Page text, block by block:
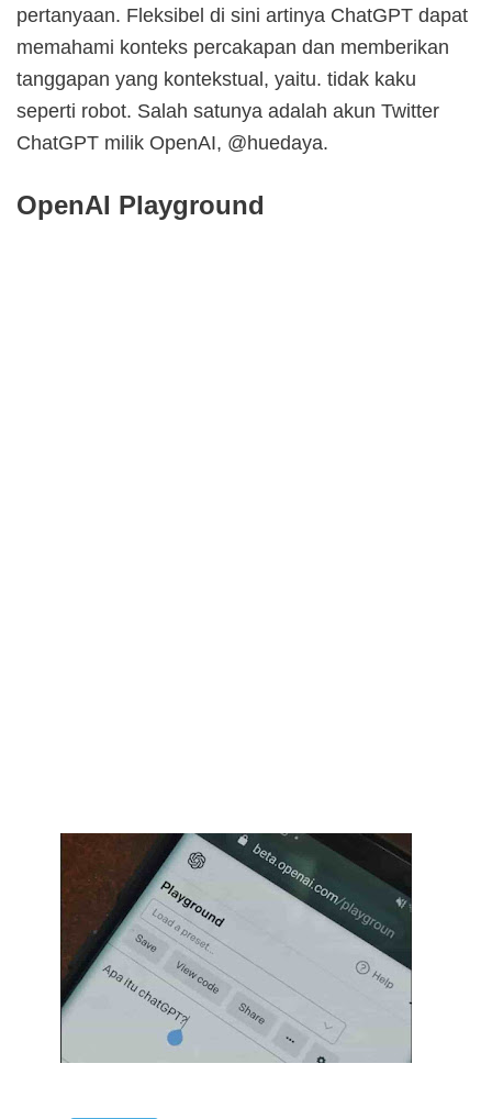
pertanyaan. Fleksibel di sini artinya ChatGPT dapat
memahami konteks percakapan dan memberikan
tanggapan yang kontekstual, yaitu. tidak kaku
seperti robot. Salah satunya adalah akun Twitter
ChatGPT milik OpenAI, @huedaya.
OpenAI Playground